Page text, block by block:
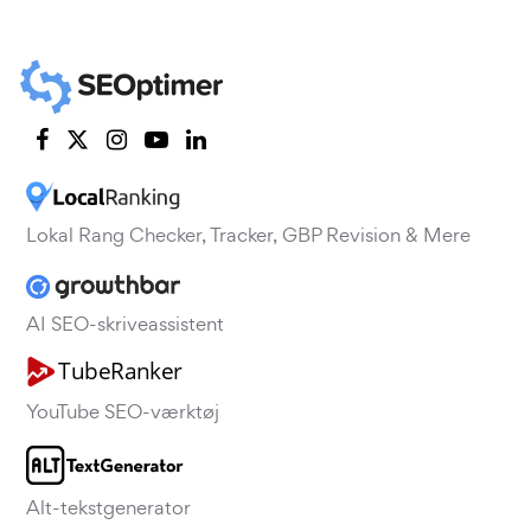
Lokal Rang Checker, Tracker, GBP Revision & Mere
AI SEO-skriveassistent
YouTube SEO-værktøj
Alt-tekstgenerator